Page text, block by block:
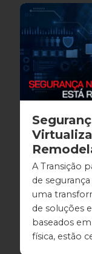
A Transição
de
uma
de soluções
baseados
física, estão